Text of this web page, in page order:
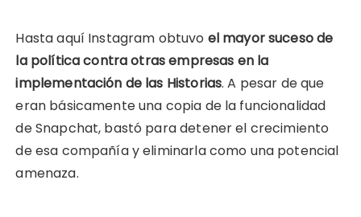
Hasta aquí Instagram obtuvo el mayor suceso de
la política contra otras empresas en la
implementación de las Historias. A pesar de que
eran básicamente una copia de la funcionalidad
de Snapchat, bastó para detener el crecimiento
de esa compañía y eliminarla como una potencial
amenaza.